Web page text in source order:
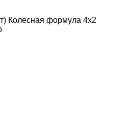
Колесная формула 4x2